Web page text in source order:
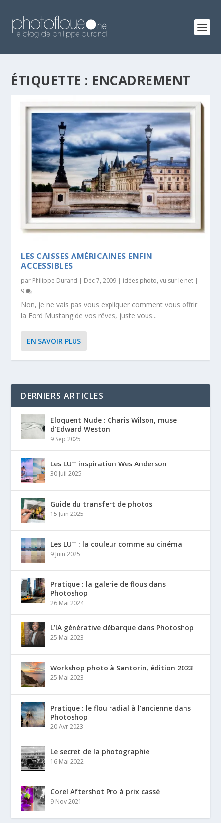
ÉTIQUETTE : ENCADREMENT
LES CAISSES AMÉRICAINES ENFIN
ACCESSIBLES
par Philippe Durand Déc 7, 2009 idées photo,vu sur le net
9
Non, je ne vais pas vous expliquer comment vous offrir
la Ford Mustang de vos rêves, juste vous...
EN SAVOIR PLUS
DERNIERS ARTICLES
Eloquent Nude : Charis Wilson, muse
d’Edward Weston
9 Sep 2025
Les LUT inspiration Wes Anderson
30 Juil 2025
Guide du transfert de photos
15 Juin 2025
Les LUT : la couleur comme au cinéma
9 Juin 2025
Pratique : la galerie de flous dans
Photoshop
26 Mai 2024
L’IA générative débarque dans Photoshop
25 Mai 2023
Workshop photo à Santorin, édition 2023
25 Mai 2023
Pratique : le flou radial à l’ancienne dans
Photoshop
20 Avr 2023
Le secret de la photographie
16 Mai 2022
Corel Aftershot Pro à prix cassé
9 Nov 2021